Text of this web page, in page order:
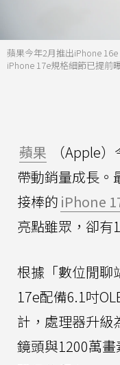
蘋果今年2月推出iPhone
iPhone 17e規格細節已提前
蘋果 （Apple
帶動銷量成長。
接棒的 iPhone
亮點雖眾，卻有
根據「數位閒聊
17e配備6.1吋
計，處理器升級
鏡頭與1200萬